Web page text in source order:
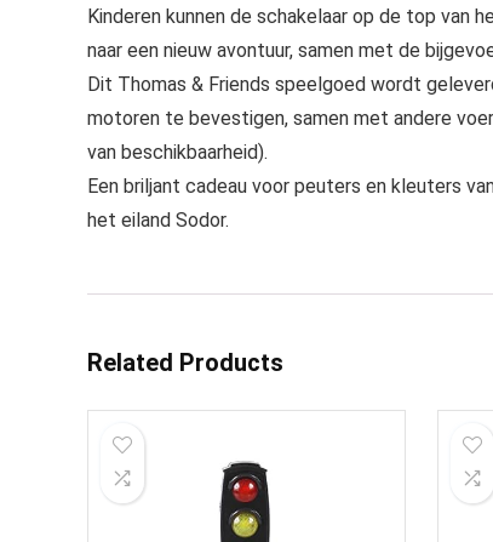
Kinderen kunnen de schakelaar op de top van
naar een nieuw avontuur, samen met de
Dit Thomas & Friends speelgoed wordt
motoren te bevestigen, samen met andere
van beschikbaarheid).
Een briljant cadeau voor peuters en kleuters
het eiland Sodor.
Related Products